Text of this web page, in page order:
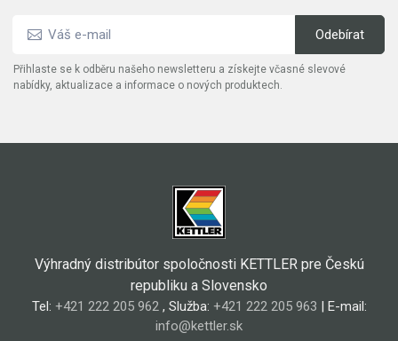
Přihlaste se k odběru našeho newsletteru a získejte včasné slevové
nabídky, aktualizace a informace o nových produktech.
Výhradný distribútor spoločnosti KETTLER pre Českú
republiku a Slovensko
Tel: +421 222 205 962, Služba: +421 222 205 963 | E-mail:
info@kettler.sk